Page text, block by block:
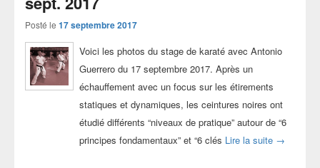
Posté le 17 septembre 2017
Voici les photos du stage de karaté avec Antonio
Guerrero du 17 septembre 2017. Après un
échauffement avec un focus sur les étirements
statiques et dynamiques, les ceintures noires ont
étudié différents “niveaux de pratique” autour de “6
principes fondamentaux” et “6 clés Lire la suite Photos
→